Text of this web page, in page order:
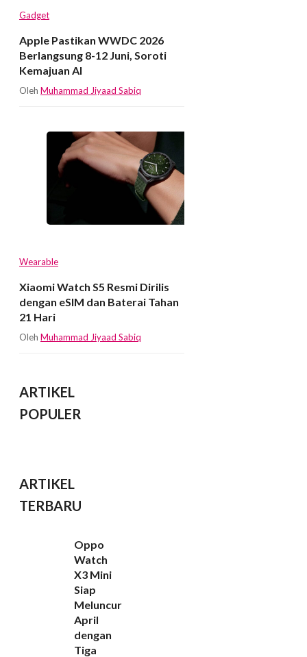
Gadget
Apple Pastikan WWDC 2026
Berlangsung 8-12 Juni, Soroti
Kemajuan AI
Oleh Muhammad Jiyaad Sabiq
Wearable
Xiaomi Watch S5 Resmi Dirilis
dengan eSIM dan Baterai Tahan
21 Hari
Oleh Muhammad Jiyaad Sabiq
ARTIKEL
POPULER
ARTIKEL
TERBARU
Oppo
Watch
X3 Mini
Siap
Meluncur
April
dengan
Tiga